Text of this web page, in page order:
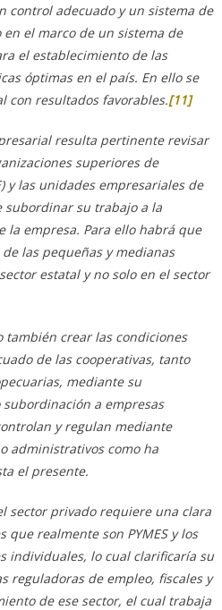
control adecuado y un sistema de
el marco de un sistema de
el establecimiento de las
óptimas en el país. En ello se
con resultados favorables.[11]
resulta pertinente revisar
superiores de
y las unidades empresariales de
subordinar su trabajo a la
la empresa. Para ello habrá que
las pequeñas y medianas
estatal y no solo en el sector
también crear las condiciones
de las cooperativas, tanto
mediante su
a empresas
y regulan mediante
administrativos como ha
el presente.
sector privado requiere una clara
realmente son PYMES y los
individuales, lo cual clarificaría su
reguladoras de empleo, fiscales y
de ese sector, el cual trabaja